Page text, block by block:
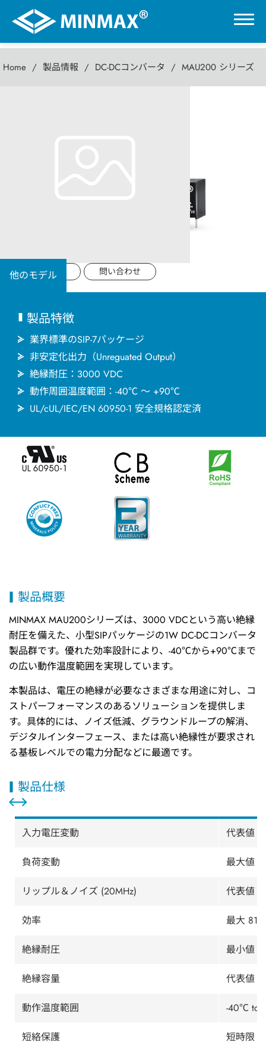
Home 製品情報 DC-DCコンバータ MAU200 シリーズ
他のモデル
データシート 問い合わせ
製品特徴
業界標準のSIP-7パッケージ
非安定化出力（Unreguated Output）
絶縁耐圧：3000 VDC
動作周囲温度範囲：-40℃ ～ +90℃
UL/cUL/IEC/EN 60950-1 安全規格認定済
製品概要
MINMAX MAU200シリーズは、3000 VDCという高い絶縁
耐圧を備えた、小型SIPパッケージの1W DC-DCコンバータ
製品群です。優れた効率設計により、-40℃から+90℃まで
の広い動作温度範囲を実現しています。
本製品は、電圧の絶縁が必要なさまざまな用途に対し、コ
ストパーフォーマンスのあるソリューションを提供しま
す。具体的には、ノイズ低減、グラウンドループの解消、
デジタルインターフェース、または高い絶縁性が要求され
る基板レベルでの電力分配などに最適です。
製品仕様
入力電圧変動 代表値
負荷変動 最大値
リップル＆ノイズ (20MHz) 代表値
効率 最大 81%
絶縁耐圧 最小値
絶縁容量 代表値
動作温度範囲 -40℃ to
短絡保護 短時限
0
DC-DCコンバータ
用途分野
会社情報
最新情報
お問い合わせ